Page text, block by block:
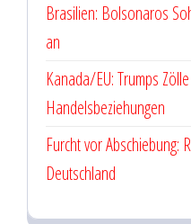
Brasilien: Bolsonaros
an
Kanada/EU: Trumps
Handelsbeziehungen
Furcht vor Abschiebung:
Deutschland